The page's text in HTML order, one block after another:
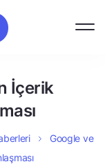
İçerik
Google ve